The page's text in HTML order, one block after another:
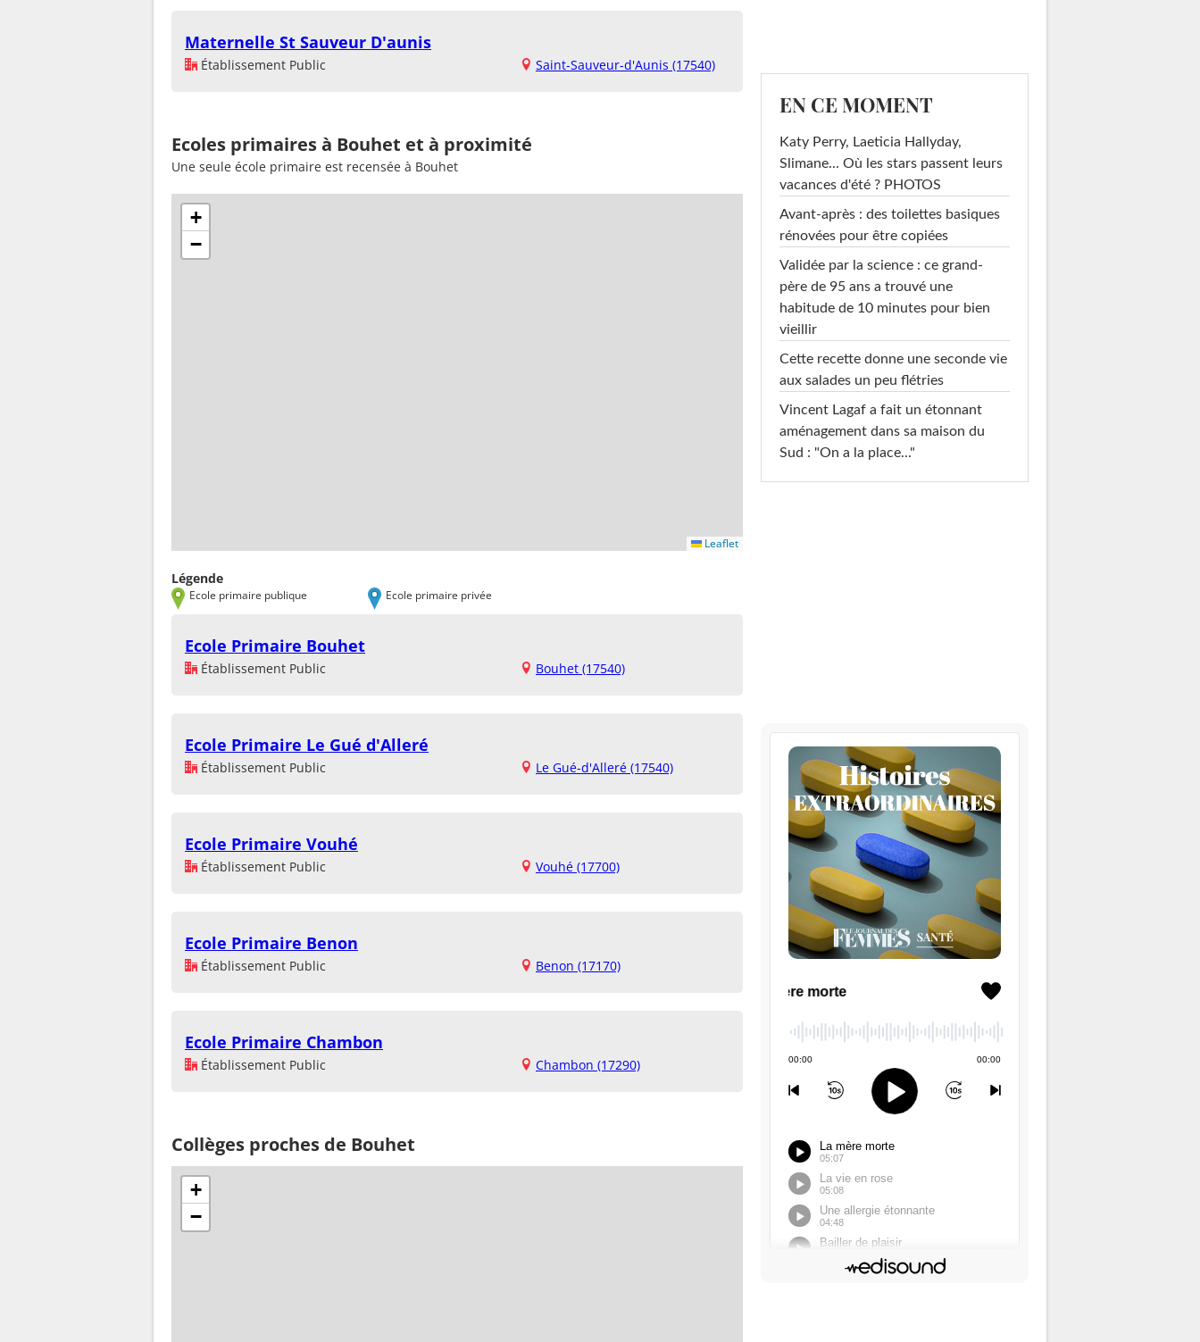
Maternelle St Sauveur D'aunis
Établissement Public Saint-Sauveur-d'Aunis (17540)
Ecoles primaires à Bouhet et à proximité
Une seule école primaire est recensée à Bouhet
+
−
Leaflet
Légende
Ecole primaire publique Ecole primaire privée
Ecole Primaire Bouhet
Établissement Public Bouhet (17540)
Ecole Primaire Le Gué d'Alleré
Établissement Public Le Gué-d'Alleré (17540)
Ecole Primaire Vouhé
Établissement Public Vouhé (17700)
Ecole Primaire Benon
Établissement Public Benon (17170)
Ecole Primaire Chambon
Établissement Public Chambon (17290)
Collèges proches de Bouhet
+
−
EN CE MOMENT
Katy Perry, Laeticia Hallyday,
Slimane... Où les stars passent leurs
vacances d'été ? PHOTOS
Avant-après : des toilettes basiques
rénovées pour être copiées
Validée par la science : ce grand-
père de 95 ans a trouvé une
habitude de 10 minutes pour bien
vieillir
Cette recette donne une seconde vie
aux salades un peu flétries
Vincent Lagaf a fait un étonnant
aménagement dans sa maison du
Sud : "On a la place..."